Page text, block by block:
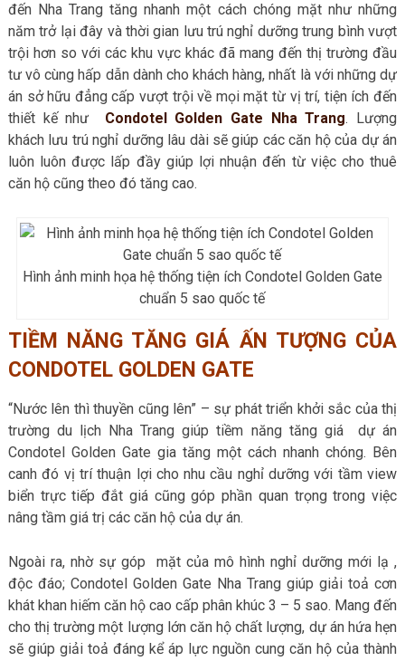
đến Nha Trang tăng nhanh một cách chóng mặt như những
năm trở lại đây và thời gian lưu trú nghỉ dưỡng trung bình vượt
trội hơn so với các khu vực khác đã mang đến thị trường đầu
tư vô cùng hấp dẫn dành cho khách hàng, nhất là với những dự
án sở hữu đẳng cấp vượt trội về mọi mặt từ vị trí, tiện ích đến
thiết kế như
Condotel Golden Gate Nha Trang. Lượng
khách lưu trú nghỉ dưỡng lâu dài sẽ giúp các căn hộ của dự án
luôn luôn được lấp đầy giúp lợi nhuận đến từ việc cho thuê
căn hộ cũng theo đó tăng cao.
Hình ảnh minh họa hệ thống tiện ích Condotel Golden Gate
chuẩn 5 sao quốc tế
TIỀM NĂNG TĂNG GIÁ ẤN TƯỢNG CỦA
CONDOTEL GOLDEN GATE
“Nước lên thì thuyền cũng lên” – sự phát triển khởi sắc của thị
trường du lịch Nha Trang giúp tiềm năng tăng giá dự án
Condotel Golden Gate gia tăng một cách nhanh chóng. Bên
canh đó vị trí thuận lợi cho nhu cầu nghỉ dưỡng với tầm view
biển trực tiếp đắt giá cũng góp phần quan trọng trong việc
nâng tầm giá trị các căn hộ của dự án.
Ngoài ra, nhờ sự góp mặt của mô hình nghỉ dưỡng mới lạ ,
độc đáo; Condotel Golden Gate Nha Trang giúp giải toả cơn
khát khan hiếm căn hộ cao cấp phân khúc 3 – 5 sao. Mang đến
cho thị trường một lượng lớn căn hộ chất lượng, dự án hứa hẹn
sẽ giúp giải toả đáng kể áp lực nguồn cung căn hộ của thành